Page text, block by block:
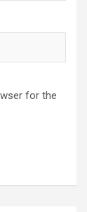
for the